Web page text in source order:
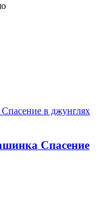
Спасение